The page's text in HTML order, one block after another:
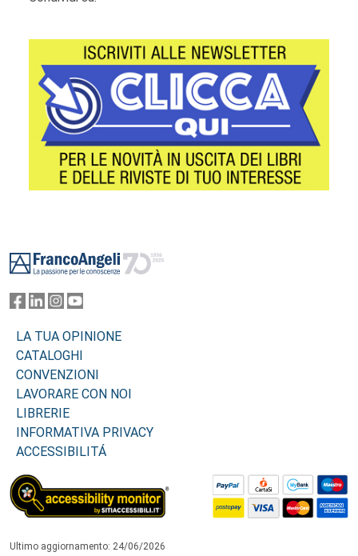
LA TUA OPINIONE
CATALOGHI
CONVENZIONI
LAVORARE CON NOI
LIBRERIE
INFORMATIVA PRIVACY
ACCESSIBILITÁ
Ultimo aggiornamento: 24/06/2026